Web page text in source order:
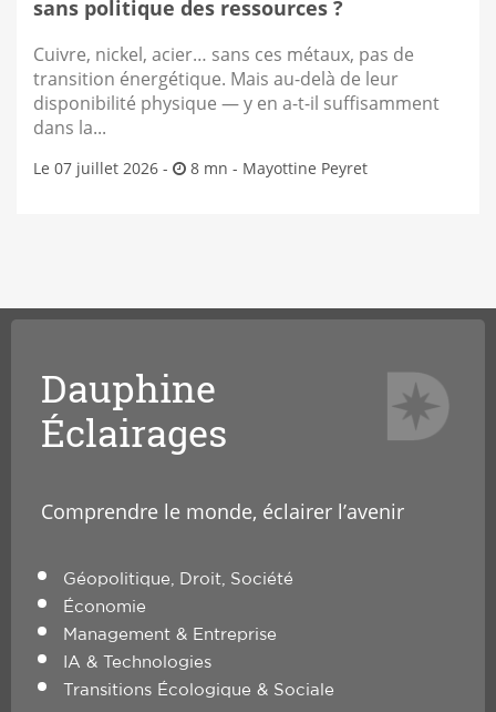
sans politique des ressources ?
Cuivre, nickel, acier… sans ces métaux, pas de
transition énergétique. Mais au-delà de leur
disponibilité physique — y en a-t-il suffisamment
dans la...
Le 07 juillet 2026 - 8 mn - Mayottine Peyret
Dauphine
Éclairages
Comprendre le monde, éclairer l’avenir
Géopolitique, Droit, Société
Économie
Management & Entreprise
IA & Technologies
Transitions Écologique & Sociale